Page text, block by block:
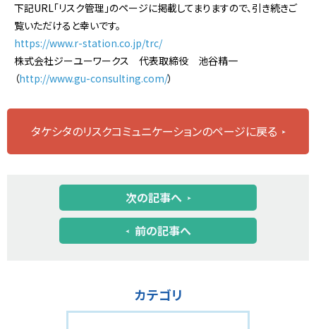
下記URL「リスク管理」のページに掲載してまりますので、引き続きご
覧いただけると幸いです。
https://www.r-station.co.jp/trc/
株式会社ジーユーワークス 代表取締役 池谷精一
（http://www.gu-consulting.com/）
タケシタのリスクコミュニケーションのページに戻る
次の記事へ
前の記事へ
カテゴリ